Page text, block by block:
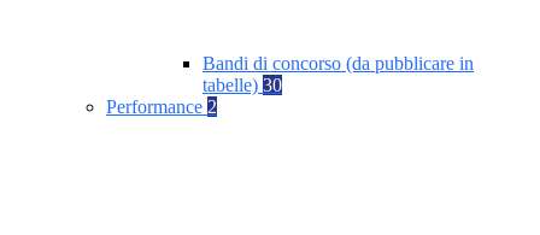
Bandi di concorso (da pubblicare in
tabelle) 30
Performance 2